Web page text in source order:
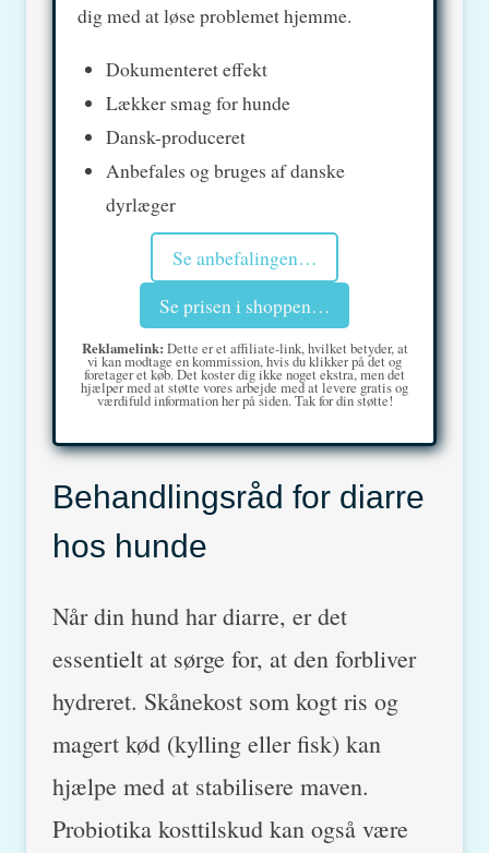
dig med at løse problemet hjemme.
Dokumenteret effekt
Lækker smag for hunde
Dansk-produceret
Anbefales og bruges af danske
dyrlæger
Se anbefalingen…
Se prisen i shoppen…
Reklamelink: Dette er et affiliate-link, hvilket betyder, at
vi kan modtage en kommission, hvis du klikker på det og
foretager et køb. Det koster dig ikke noget ekstra, men det
hjælper med at støtte vores arbejde med at levere gratis og
værdifuld information her på siden. Tak for din støtte!
Behandlingsråd for diarre
hos hunde
Når din hund har diarre, er det
essentielt at sørge for, at den forbliver
hydreret. Skånekost som kogt ris og
magert kød (kylling eller fisk) kan
hjælpe med at stabilisere maven.
Probiotika kosttilskud kan også være